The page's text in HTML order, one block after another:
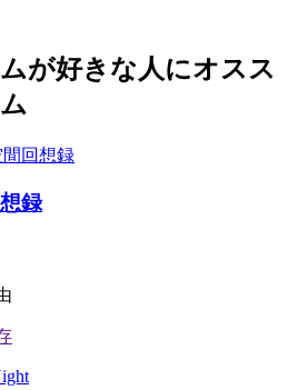
が好きな人にオスス
録